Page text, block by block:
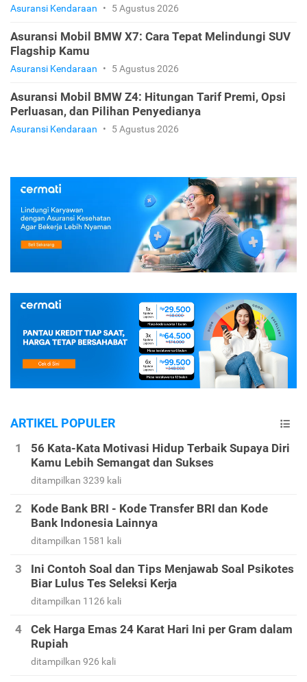
Asuransi Kendaraan • 5 Agustus 2026
Asuransi Mobil BMW X7: Cara Tepat Melindungi SUV
Flagship Kamu
Asuransi Kendaraan • 5 Agustus 2026
Asuransi Mobil BMW Z4: Hitungan Tarif Premi, Opsi
Perluasan, dan Pilihan Penyedianya
Asuransi Kendaraan • 5 Agustus 2026
ARTIKEL POPULER
56 Kata-Kata Motivasi Hidup Terbaik Supaya Diri
Kamu Lebih Semangat dan Sukses
ditampilkan 3239 kali
Kode Bank BRI - Kode Transfer BRI dan Kode
Bank Indonesia Lainnya
ditampilkan 1581 kali
Ini Contoh Soal dan Tips Menjawab Soal Psikotes
Biar Lulus Tes Seleksi Kerja
ditampilkan 1126 kali
Cek Harga Emas 24 Karat Hari Ini per Gram dalam
Rupiah
ditampilkan 926 kali